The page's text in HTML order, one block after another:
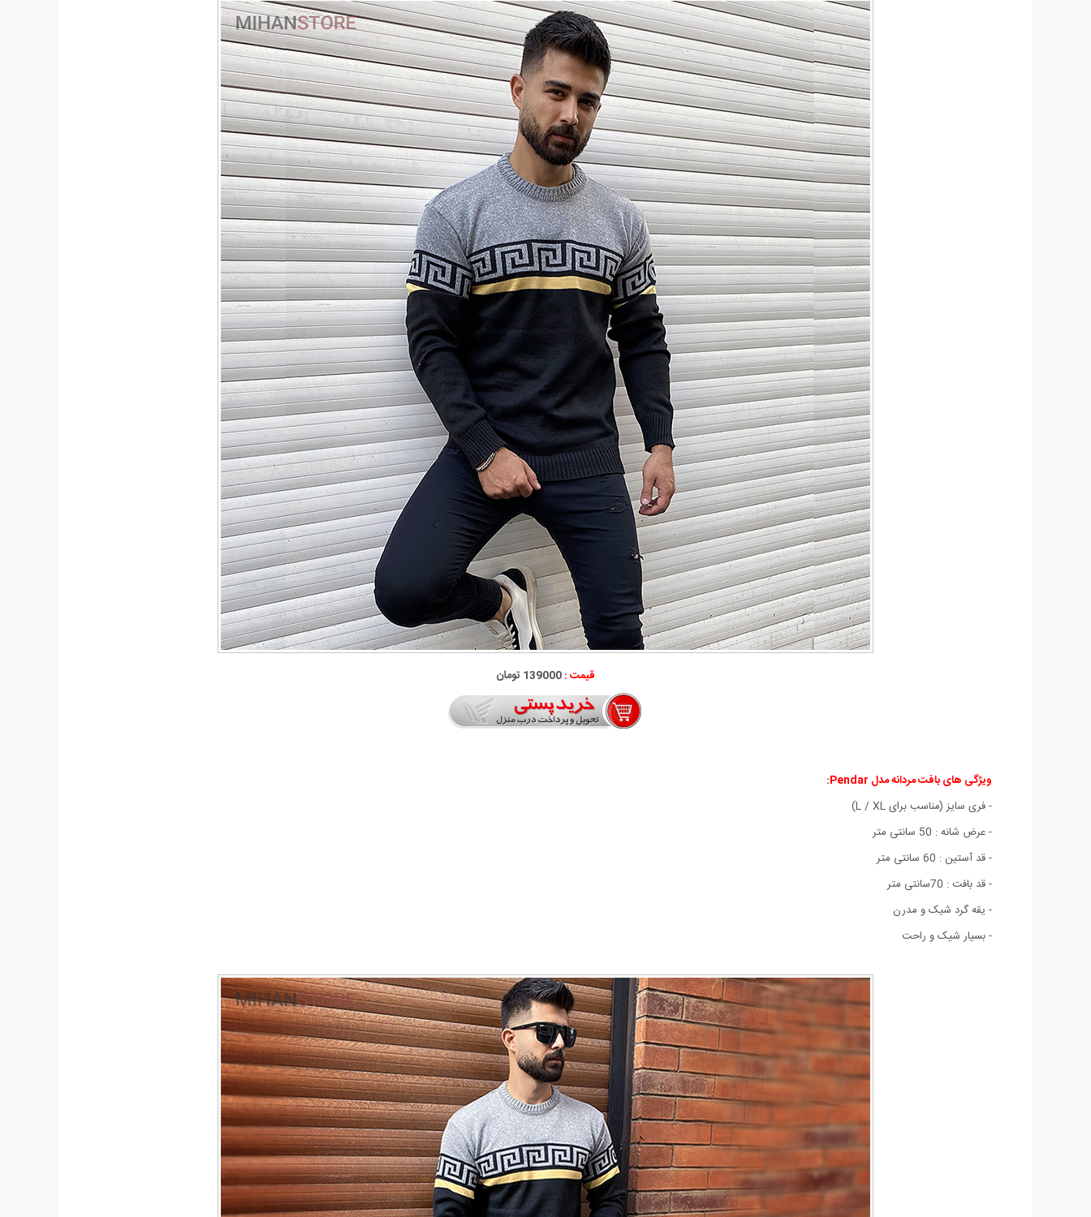
قیمت :139000 تومان
ویژگی هایبافت مردانه مدل Pendar
:
- فری سایز (مناسب برای L / XL)
- عرض شانه : 50 سانتی متر
- قد آستین : 60 سانتی متر
- قد بافت : 70سانتی متر
- یقه گرد شیک و مدرن
- بسيار شيک و راحت